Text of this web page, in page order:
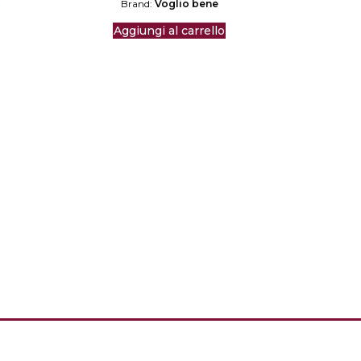
Brand: Voglio bene
Aggiungi al carrello